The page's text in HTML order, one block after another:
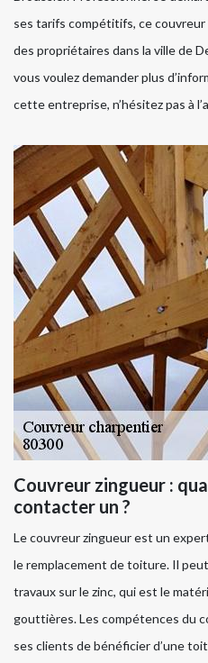
ses tarifs compétitifs, ce
des propriétaires dans la ville de
vous voulez demander plus
cette entreprise, n’hésitez pas à
Couvreur zingueur :
contacter un ?
Le couvreur zingueur est un
le remplacement de toiture. Il
travaux sur le zinc, qui est le
gouttières. Les compétences du
ses clients de bénéficier d’une